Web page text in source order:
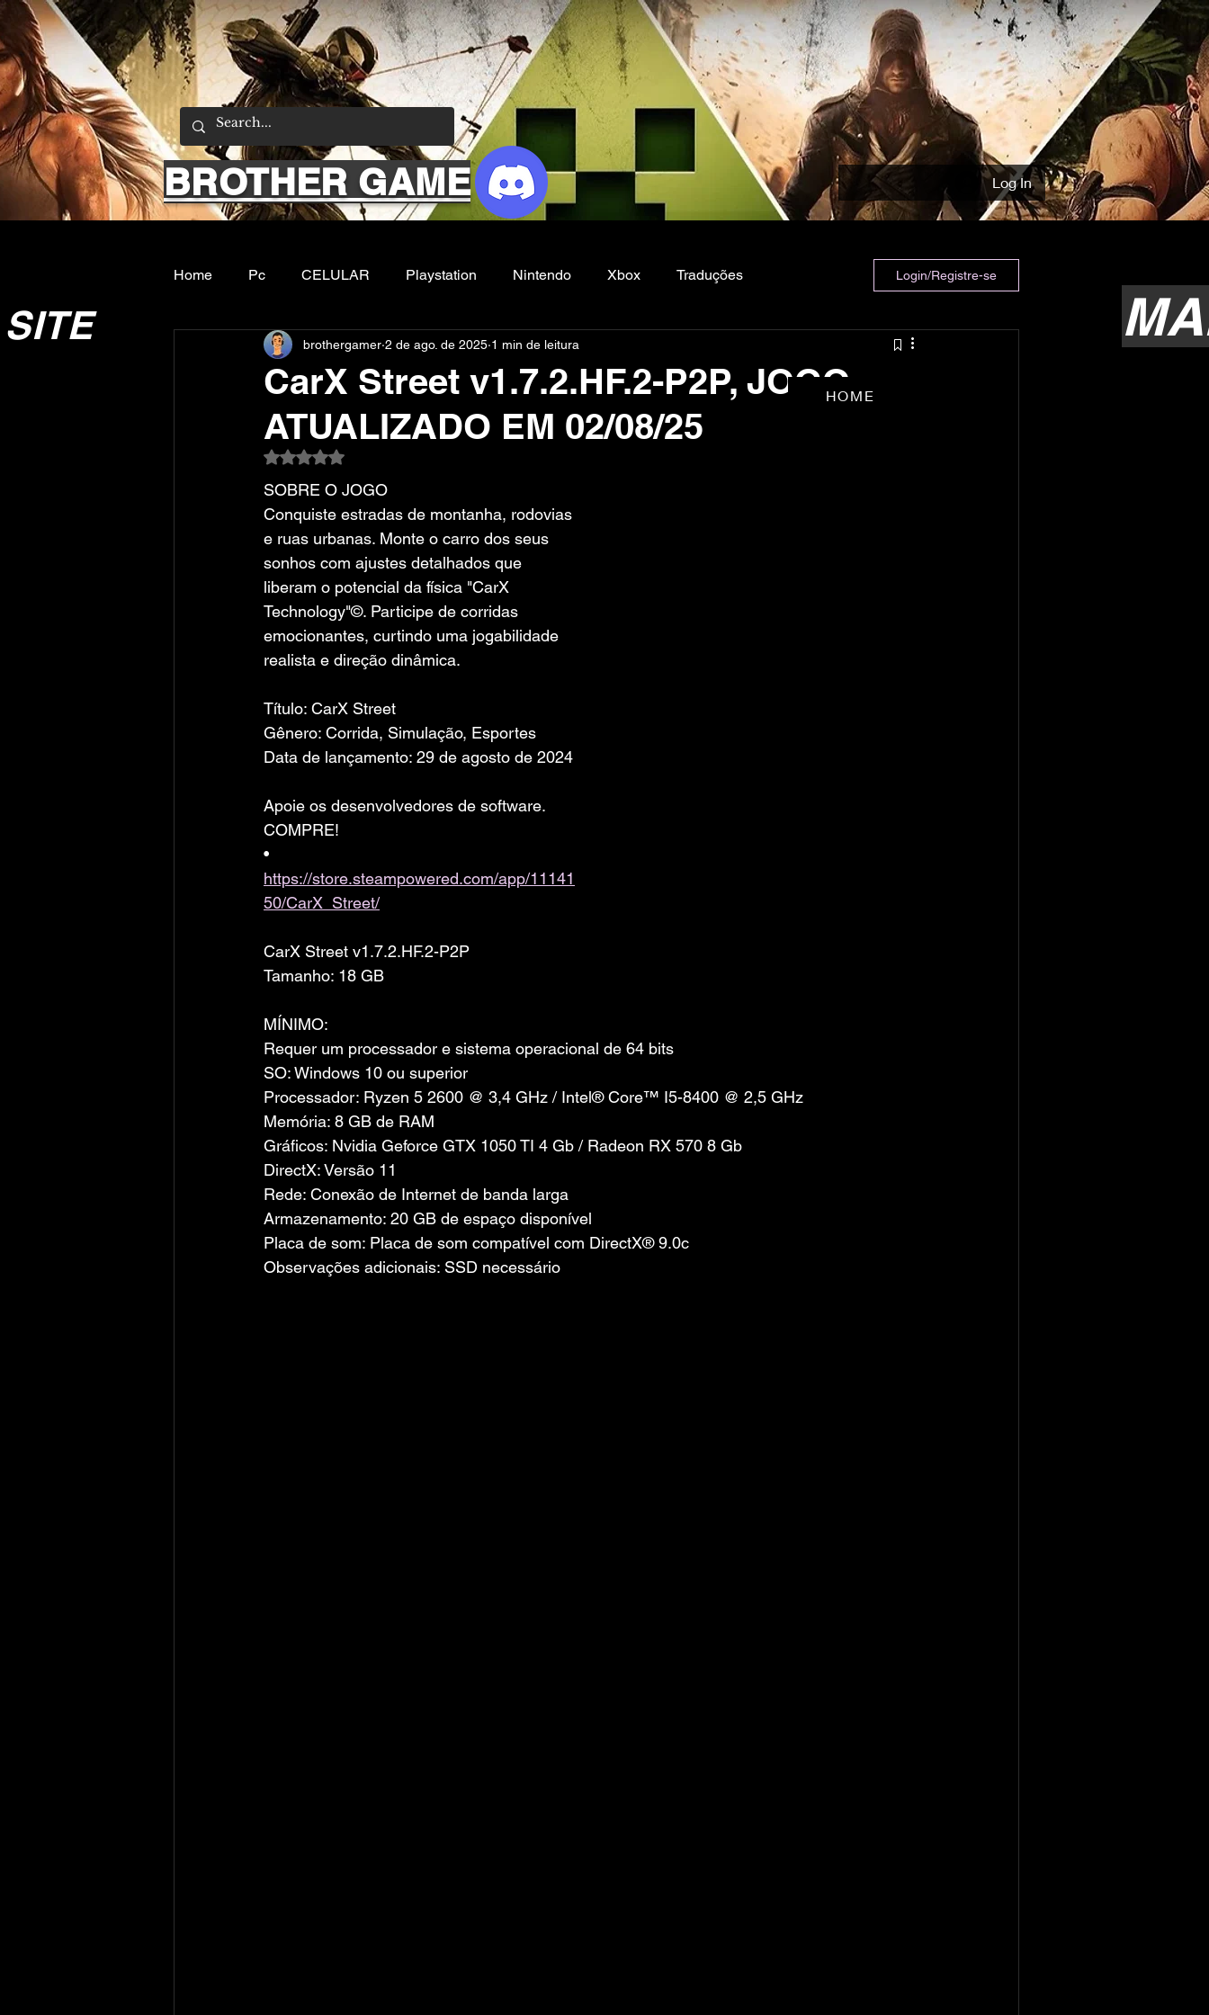
BROTHER GAME Log In
Home Pc CELULAR Playstation Nintendo Xbox Traduções
Emuladores Sobre nos Filmes e Series Noticias
Login/Registre-se
CarX Street v1.7.2.HF.2-P2P, JOGO
ATUALIZADO EM 02/08/25
brothergamer 2 de ago. de 2025 1 min de leitura
Avaliado com NaN de 5 estrelas.
SOBRE O JOGO
Conquiste estradas de montanha, rodovias
e ruas urbanas. Monte o carro dos seus
sonhos com ajustes detalhados que
liberam o potencial da física "CarX
Technology"©. Participe de corridas
emocionantes, curtindo uma jogabilidade
realista e direção dinâmica.
Título: CarX Street
Gênero: Corrida, Simulação, Esportes
Data de lançamento: 29 de agosto de 2024
Apoie os desenvolvedores de software.
COMPRE!
•
https://store.steampowered.com/app/11141
50/CarX_Street/
CarX Street v1.7.2.HF.2-P2P
Tamanho: 18 GB
MÍNIMO:
Requer um processador e sistema operacional de 64 bits
SO: Windows 10 ou superior
Processador: Ryzen 5 2600 @ 3,4 GHz / Intel® Core™ I5-8400 @ 2,5 GHz
Memória: 8 GB de RAM
Gráficos: Nvidia Geforce GTX 1050 TI 4 Gb / Radeon RX 570 8 Gb
DirectX: Versão 11
Rede: Conexão de Internet de banda larga
Armazenamento: 20 GB de espaço disponível
Placa de som: Placa de som compatível com DirectX® 9.0с
Observações adicionais: SSD necessário
HOME